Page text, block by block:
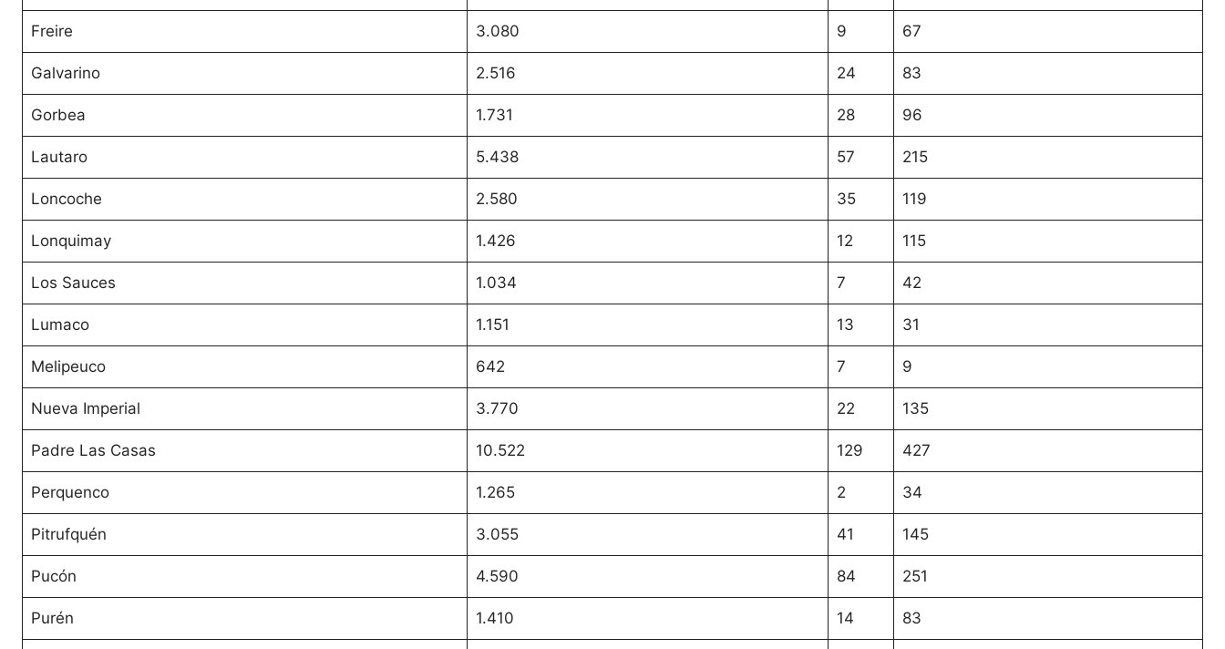
Freire 3.080 9 67
Galvarino 2.516 24 83
Gorbea 1.731 28 96
Lautaro 5.438 57 215
Loncoche 2.580 35 119
Lonquimay 1.426 12 115
Los Sauces 1.034 7 42
Lumaco 1.151 13 31
Melipeuco 642 7 9
Nueva Imperial 3.770 22 135
Padre Las Casas 10.522 129 427
Perquenco 1.265 2 34
Pitrufquén 3.055 41 145
Pucón 4.590 84 251
Purén 1.410 14 83